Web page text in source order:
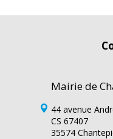
Mairie de
44 avenue
CS 67407
35574